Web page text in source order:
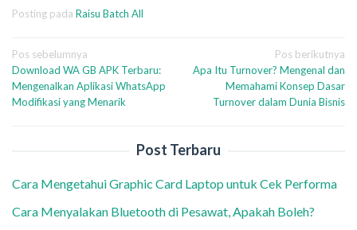
Posting pada Raisu Batch All
Navigasi
pos
Pos sebelumnya
Download WA GB APK Terbaru:
Mengenalkan Aplikasi WhatsApp
Modifikasi yang Menarik
Pos berikutnya
Apa Itu Turnover? Mengenal dan
Memahami Konsep Dasar
Turnover dalam Dunia Bisnis
Post Terbaru
Cara Mengetahui Graphic Card Laptop untuk Cek Performa
Cara Menyalakan Bluetooth di Pesawat, Apakah Boleh?